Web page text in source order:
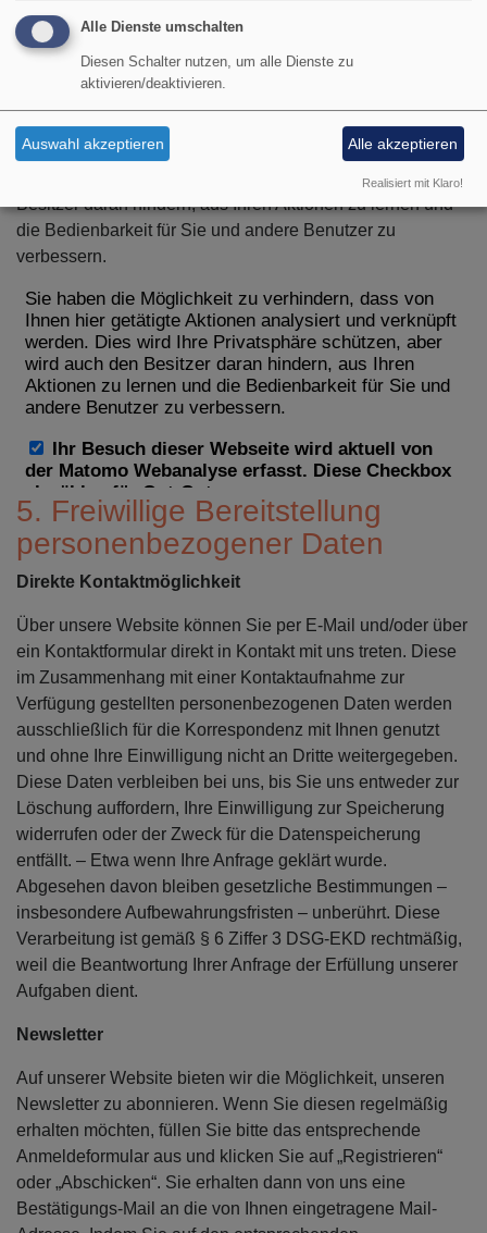
Datenübertragung an Dritte. Die
Matomo finden Sie hier
unten entfernen, werden Ihre Besuche auf dieser Webseite
die Möglichkeit zu verhindern, dass von Ihnen hier
getätigte Aktionen analysiert und verknüpft werden. Dies
wird Ihre Privatsphäre schützen, aber wird auch den
Besitzer daran hindern, aus Ihren Aktionen zu lernen und
die Bedienbarkeit für Sie und andere Benutzer zu
verbessern.
5. Freiwillige Bereitstellung
personenbezogener Daten
Direkte Kontaktmöglichkeit
Über unsere Website können Sie per E-Mail und/oder über
ein Kontaktformular direkt in Kontakt mit uns treten. Diese
im Zusammenhang mit einer Kontaktaufnahme zur
Verfügung gestellten personenbezogenen Daten werden
ausschließlich für die Korrespondenz mit Ihnen genutzt
und ohne Ihre Einwilligung nicht an Dritte weitergegeben.
Diese Daten verbleiben bei uns, bis Sie uns entweder zur
Löschung auffordern, Ihre Einwilligung zur Speicherung
widerrufen oder der Zweck für die Datenspeicherung
entfällt. – Etwa wenn Ihre Anfrage geklärt wurde.
Abgesehen davon bleiben gesetzliche Bestimmungen –
insbesondere Aufbewahrungsfristen – unberührt. Diese
Verarbeitung ist gemäß § 6 Ziffer 3 DSG-EKD rechtmäßig,
weil die Beantwortung Ihrer Anfrage der Erfüllung unserer
Aufgaben dient.
Newsletter
Auf unserer Website bieten wir die Möglichkeit, unseren
Newsletter zu abonnieren. Wenn Sie diesen regelmäßig
erhalten möchten, füllen Sie bitte das entsprechende
Anmeldeformular aus und klicken Sie auf „Registrieren“
oder „Abschicken“. Sie erhalten dann von uns eine
Bestätigungs-Mail an die von Ihnen eingetragene Mail-
Alle Dienste umschalten
Diesen Schalter nutzen, um alle Dienste zu
aktivieren/deaktivieren.
Auswahl akzeptieren Alle akzeptieren
Realisiert mit Klaro!